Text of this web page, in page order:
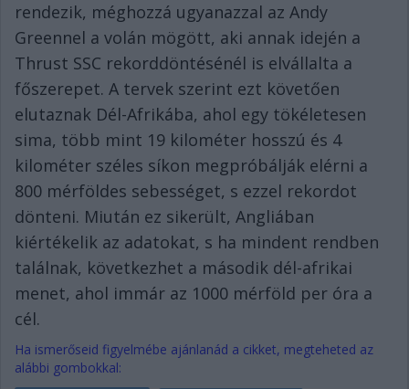
rendezik, méghozzá ugyanazzal az Andy
Greennel a volán mögött, aki annak idején a
Thrust SSC rekorddöntésénél is elvállalta a
főszerepet. A tervek szerint ezt követően
elutaznak Dél-Afrikába, ahol egy tökéletesen
sima, több mint 19 kilométer hosszú és 4
kilométer széles síkon megpróbálják elérni a
800 mérföldes sebességet, s ezzel rekordot
dönteni. Miután ez sikerült, Angliában
kiértékelik az adatokat, s ha mindent rendben
találnak, következhet a második dél-afrikai
menet, ahol immár az 1000 mérföld per óra a
cél.
Ha ismerőseid figyelmébe ajánlanád a cikket, megteheted az
alábbi gombokkal: